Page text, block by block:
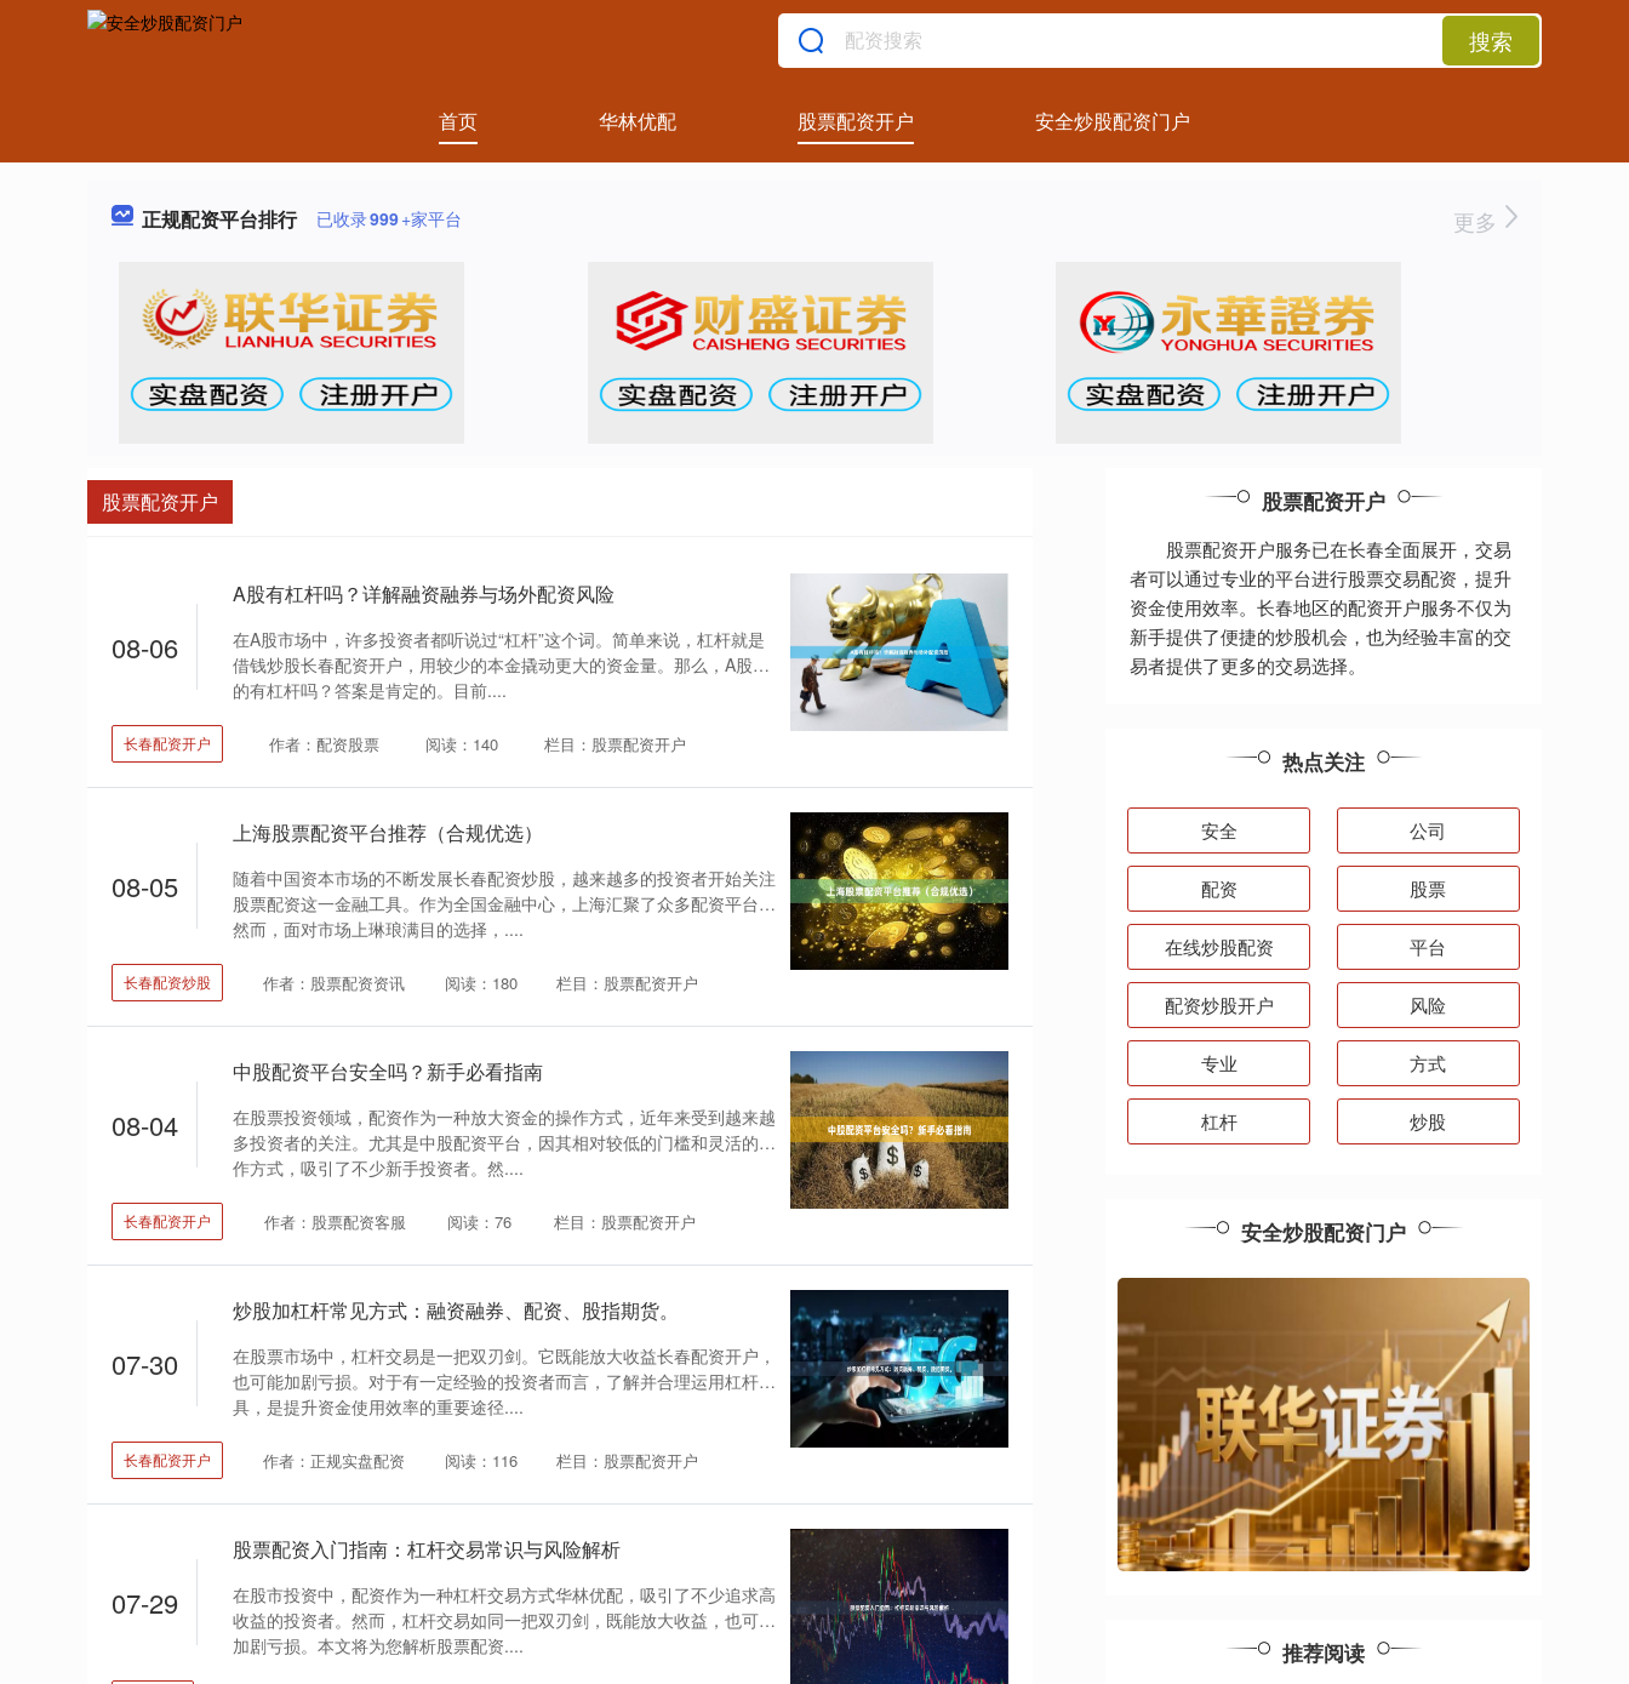
搜索
首页 华林优配 股票配资开户 安全炒股配资门户
正规配资平台排行 已收录999+家平台 更多
股票配资开户
08-06
A股有杠杆吗？详解融资融券与场外配资风险
在A股市场中，许多投资者都听说过“杠杆”这个词。简单来说，杠杆就是
借钱炒股长春配资开户，用较少的本金撬动更大的资金量。那么，A股真
的有杠杆吗？答案是肯定的。目前....
长春配资开户 作者：配资股票 阅读：140 栏目：股票配资开户
08-05
上海股票配资平台推荐（合规优选）
随着中国资本市场的不断发展长春配资炒股，越来越多的投资者开始关注
股票配资这一金融工具。作为全国金融中心，上海汇聚了众多配资平台。
然而，面对市场上琳琅满目的选择，....
长春配资炒股 作者：股票配资资讯 阅读：180 栏目：股票配资开户
08-04
中股配资平台安全吗？新手必看指南
在股票投资领域，配资作为一种放大资金的操作方式，近年来受到越来越
多投资者的关注。尤其是中股配资平台，因其相对较低的门槛和灵活的操
作方式，吸引了不少新手投资者。然....
长春配资开户 作者：股票配资客服 阅读：76 栏目：股票配资开户
07-30
炒股加杠杆常见方式：融资融券、配资、股指期货。
在股票市场中，杠杆交易是一把双刃剑。它既能放大收益长春配资开户，
也可能加剧亏损。对于有一定经验的投资者而言，了解并合理运用杠杆工
具，是提升资金使用效率的重要途径....
长春配资开户 作者：正规实盘配资 阅读：116 栏目：股票配资开户
07-29
股票配资入门指南：杠杆交易常识与风险解析
在股市投资中，配资作为一种杠杆交易方式华林优配，吸引了不少追求高
收益的投资者。然而，杠杆交易如同一把双刃剑，既能放大收益，也可能
加剧亏损。本文将为您解析股票配资....
股票配资开户
股票配资开户服务已在长春全面展开，交易
者可以通过专业的平台进行股票交易配资，提升
资金使用效率。长春地区的配资开户服务不仅为
新手提供了便捷的炒股机会，也为经验丰富的交
易者提供了更多的交易选择。
热点关注
安全 公司
配资 股票
在线炒股配资 平台
配资炒股开户 风险
专业 方式
杠杆 炒股
安全炒股配资门户
推荐阅读